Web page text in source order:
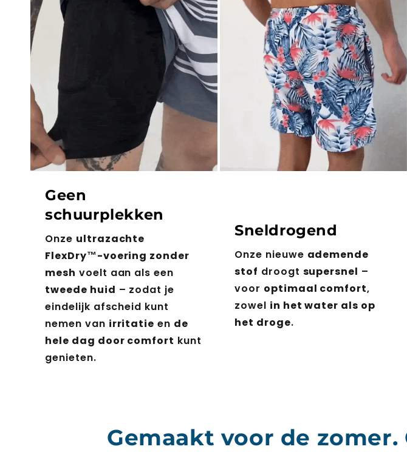
Geen
schuurplekken
Onze ultrazachte
FlexDry™-voering zonder
mesh voelt aan als een
tweede huid – zodat je
eindelijk afscheid kunt
nemen van irritatie en de
hele dag door comfort kunt
genieten.
Sneldrogend
Onze nieuwe ademende
stof droogt supersnel –
voor optimaal comfort,
zowel in het water als op
het droge.
Gemaakt voor de